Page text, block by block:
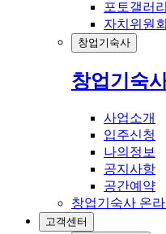
포토갤러리
자치위원회
창업기숙사
창업기숙
사업소개
입주신청
나의정보
공지사항
공간예약
창업기숙사 온
고객센터